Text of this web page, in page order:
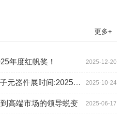
更多+
2025-12-20
年度红帆奖！
2025-10-24
件展时间:2025年10月28-
2025-06-17
高端市场的领导蜕变